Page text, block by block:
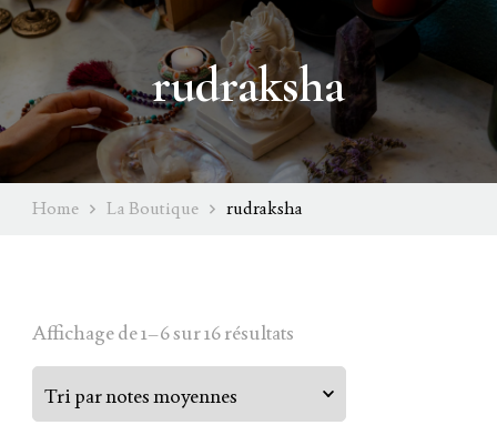
rudraksha
Home La Boutique rudraksha
Affichage de 1–6 sur 16 résultats